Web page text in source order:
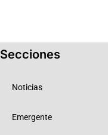
Secciones
Noticias
Emergente